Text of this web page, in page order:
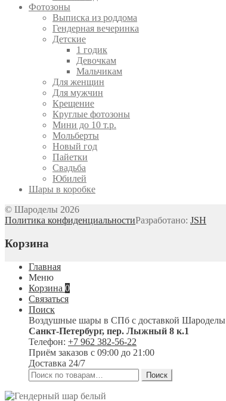
Фотозоны
Выписка из роддома
Гендерная вечеринка
Детские
1 годик
Девочкам
Мальчикам
Для женщин
Для мужчин
Крещение
Круглые фотозоны
Мини до 10 т.р.
Мольберты
Новый год
Пайетки
Свадьба
Юбилей
Шары в коробке
© Шароделы 2026
Политика конфиденциальностиРазработано: JSH
Корзина
Главная
Меню
Корзина 0
Связаться
Поиск
Воздушные шары в СПб с доставкой Шароделы
Санкт-Петербург, пер. Лыжный 8 к.1
Телефон: +7 962 382-56-22
Приём заказов с 09:00 до 21:00
Доставка 24/7
Искать:
Поиск